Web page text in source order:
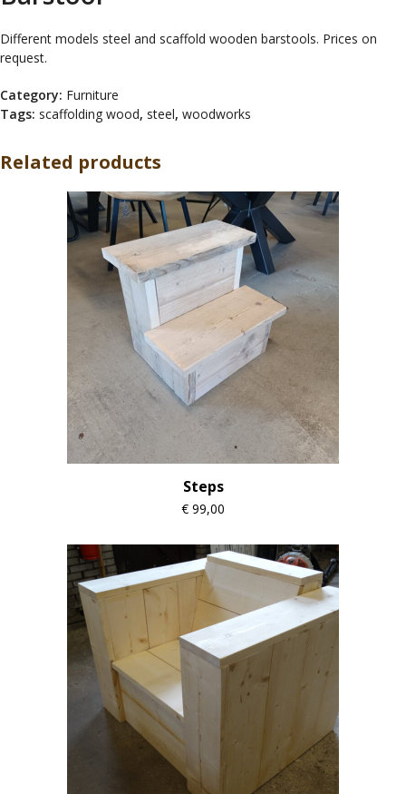
Different models steel and scaffold wooden barstools. Prices on
request.
Category: Furniture
Tags: scaffolding wood, steel, woodworks
Related products
Steps
€ 99,00